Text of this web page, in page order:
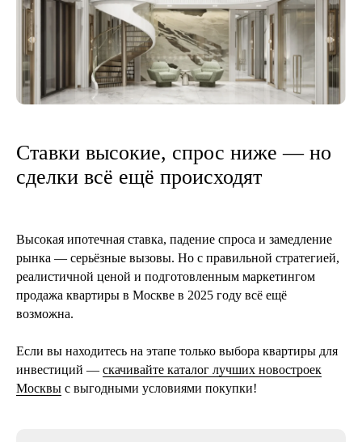
Ставки высокие, спрос ниже — но
сделки всё ещё происходят
Высокая ипотечная ставка, падение спроса и замедление
рынка — серьёзные вызовы. Но с правильной стратегией,
реалистичной ценой и подготовленным маркетингом
продажа квартиры в Москве в 2025 году всё ещё
возможна.
Если вы находитесь на этапе только выбора квартиры для
инвестиций — скачивайте каталог лучших новостроек
Москвы с выгодными условиями покупки!
Главные тенденции, о которых стоит узнать
Инвестиции в недвижимость
5 мин
читать далее
6 ноября 2025